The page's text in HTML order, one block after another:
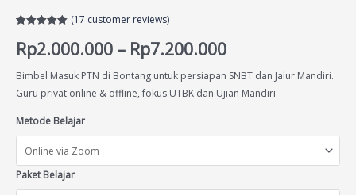
out of 5
based on
customer
ratings
(17 customer reviews)
Rp2.000.000 – Rp7.200.000
Bimbel Masuk PTN di Bontang untuk persiapan SNBT dan Jalur Mandiri.
Guru privat online & offline, fokus UTBK dan Ujian Mandiri
Metode Belajar
Paket Belajar